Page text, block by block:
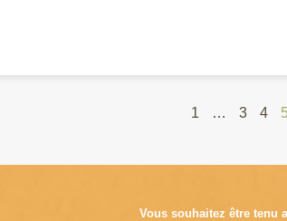
1 … 3 4
Vous souhaitez être tenu